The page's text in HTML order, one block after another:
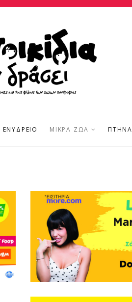
ΕΝΥΔΡΕΊΟ ΜΙΚΡΆ ΖΏΑ ΠΤΗΝΆ